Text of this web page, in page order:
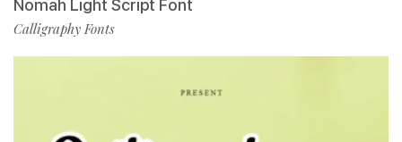
Nomah Light Script Font
Calligraphy Fonts